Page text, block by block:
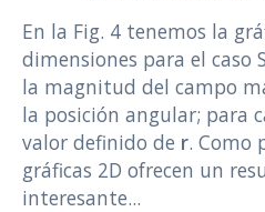
En la Fig. 4 tenemos la
dimensiones para el caso
la magnitud del campo
la posición angular; para
valor definido de r. Como
gráficas 2D ofrecen un
interesante...